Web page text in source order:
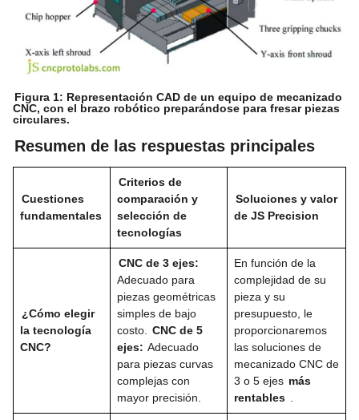
Figura 1: Representación CAD de un equipo de mecanizado
CNC, con el brazo robótico preparándose para fresar piezas
circulares.
Resumen de las respuestas principales
Cuestiones
fundamentales
Criterios de
comparación y
selección de
tecnologías
Soluciones y valor
de JS Precision
¿Cómo elegir
la tecnología
CNC?
CNC de 3 ejes:
Adecuado para
piezas geométricas
simples de bajo
costo.
CNC de 5
ejes: Adecuado
para piezas curvas
complejas con
mayor precisión.
En función de la
complejidad de su
pieza y su
presupuesto, le
proporcionaremos
las soluciones de
mecanizado CNC de
3 o 5 ejes más
rentables